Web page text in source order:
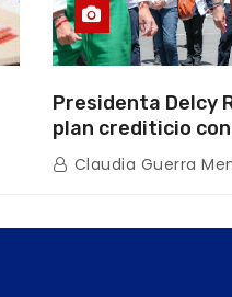
Presidenta Delcy
plan crediticio
directo en
de Condominio
Claudia Guerra